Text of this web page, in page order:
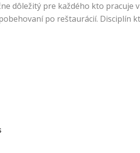
dôležitý pre každého kto pracuje
po reštaurácií. Disciplín